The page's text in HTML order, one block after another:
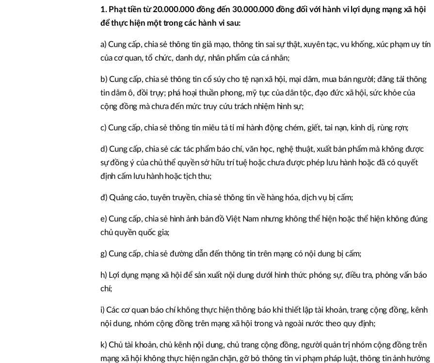
1. Phạt tiền từ 20.000.000 đồng đến 30.000.000 đồng đối với hành vi lợi dụng mạng xã hội
để thực hiện một trong các hành vi sau:
a) Cung cấp, chia sẻ thông tin giả mạo, thông tin sai sự thật, xuyên tạc, vu khống, xúc phạm uy tín
của cơ quan, tổ chức, danh dự, nhân phẩm của cá nhân;
b) Cung cấp, chia sẻ thông tin cổ súy cho tệ nạn xã hội, mại dâm, mua bán người; đăng tải thông
tin dâm ô, đồi trụy; phá hoại thuần phong, mỹ tục của dân tộc, đạo đức xã hội, sức khỏe của
cộng đồng mà chưa đến mức truy cứu trách nhiệm hình sự;
c) Cung cấp, chia sẻ thông tin miêu tả tỉ mỉ hành động chém, giết, tai nạn, kinh dị, rùng rợn;
d) Cung cấp, chia sẻ các tác phẩm báo chí, văn học, nghệ thuật, xuất bản phẩm mà không được
sự đồng ý của chủ thể quyền sở hữu trí tuệ hoặc chưa được phép lưu hành hoặc đã có quyết
định cấm lưu hành hoặc tịch thu;
đ) Quảng cáo, tuyên truyền, chia sẻ thông tin về hàng hóa, dịch vụ bị cấm;
e) Cung cấp, chia sẻ hình ảnh bản đồ Việt Nam nhưng không thể hiện hoặc thể hiện không đúng
chủ quyền quốc gia;
g) Cung cấp, chia sẻ đường dẫn đến thông tin trên mạng có nội dung bị cấm;
h) Lợi dụng mạng xã hội để sản xuất nội dung dưới hình thức phóng sự, điều tra, phỏng vấn báo
chí;
i) Các cơ quan báo chí không thực hiện thông báo khi thiết lập tài khoản, trang cộng đồng, kênh
nội dung, nhóm cộng đồng trên mạng xã hội trong và ngoài nước theo quy định;
k) Chủ tài khoản, chủ kênh nội dung, chủ trang cộng đồng, người quản trị nhóm cộng đồng trên
mạng xã hội không thực hiện ngăn chặn, gỡ bỏ thông tin vi phạm pháp luật, thông tin ảnh hưởng